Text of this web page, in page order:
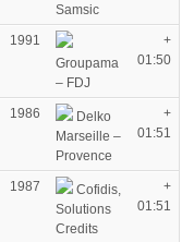
Samsic
1991
Groupama
– FDJ
+
01:50
1986
Delko
Marseille –
Provence
+
01:51
1987
Cofidis,
Solutions
Credits
+
01:51